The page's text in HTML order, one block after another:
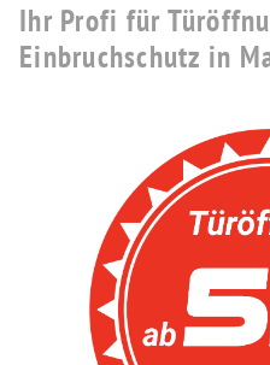
Ihr Profi für
Einbruchschutz in